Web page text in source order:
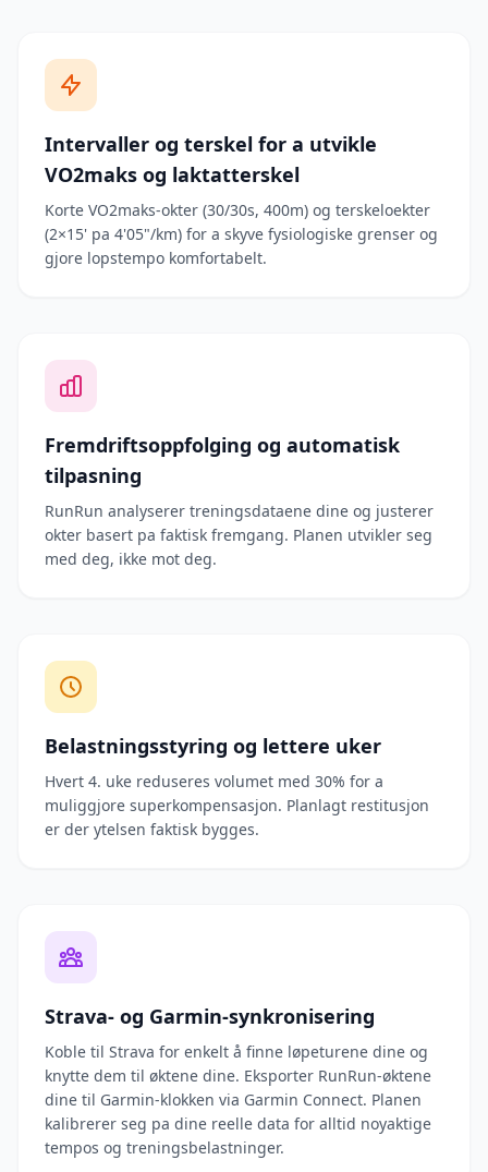
Intervaller og terskel for a utvikle
VO2maks og laktatterskel
Korte VO2maks-okter (30/30s, 400m) og terskeloekter
(2×15' pa 4'05"/km) for a skyve fysiologiske grenser og
gjore lopstempo komfortabelt.
Fremdriftsoppfolging og automatisk
tilpasning
RunRun analyserer treningsdataene dine og justerer
okter basert pa faktisk fremgang. Planen utvikler seg
med deg, ikke mot deg.
Belastningsstyring og lettere uker
Hvert 4. uke reduseres volumet med 30% for a
muliggjore superkompensasjon. Planlagt restitusjon
er der ytelsen faktisk bygges.
Strava- og Garmin-synkronisering
Koble til Strava for enkelt å finne løpeturene dine og
knytte dem til øktene dine. Eksporter RunRun-øktene
dine til Garmin-klokken via Garmin Connect. Planen
kalibrerer seg pa dine reelle data for alltid noyaktige
tempos og treningsbelastninger.